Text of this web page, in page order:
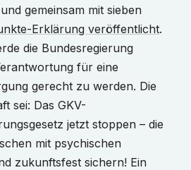
gemeinsam mit sieben
Erklärung veröffentlicht.
die Bundesregierung
für eine
gerecht zu werden. Die
sei: Das GKV-
jetzt stoppen – die
mit psychischen
zukunftsfest sichern! Ein